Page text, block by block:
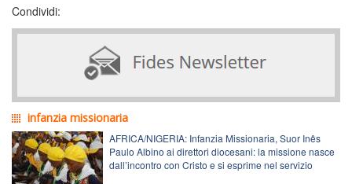
Condividi:
infanzia missionaria
AFRICA/NIGERIA: Infanzia Missionaria, Suor Inês
Paulo Albino ai direttori diocesani: la missione nasce
dall’incontro con Cristo e si esprime nel servizio